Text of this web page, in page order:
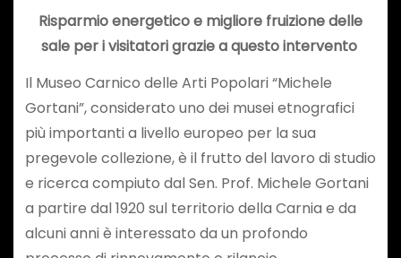
Risparmio energetico e migliore fruizione delle
sale per i visitatori grazie a questo intervento
Il Museo Carnico delle Arti Popolari “Michele
Gortani”, considerato uno dei musei etnografici
più importanti a livello europeo per la sua
pregevole collezione, è il frutto del lavoro di studio
e ricerca compiuto dal Sen. Prof. Michele Gortani
a partire dal 1920 sul territorio della Carnia e da
alcuni anni è interessato da un profondo